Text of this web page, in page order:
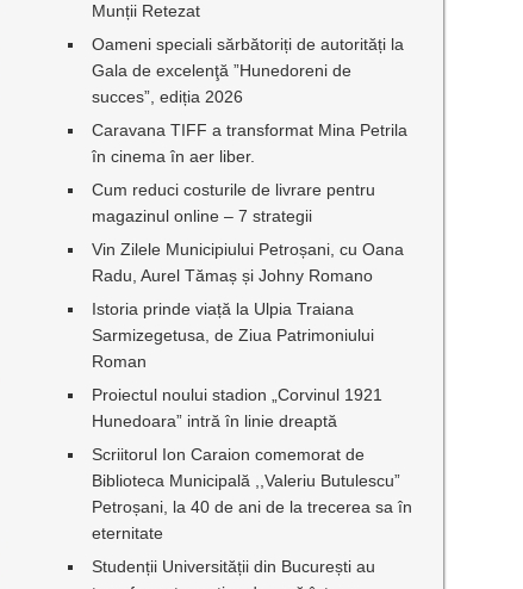
Munții Retezat
Oameni speciali sărbătoriți de autorități la
Gala de excelenţă ”Hunedoreni de
succes”, ediția 2026
Caravana TIFF a transformat Mina Petrila
în cinema în aer liber.
Cum reduci costurile de livrare pentru
magazinul online – 7 strategii
Vin Zilele Municipiului Petroșani, cu Oana
Radu, Aurel Tămaș și Johny Romano
Istoria prinde viață la Ulpia Traiana
Sarmizegetusa, de Ziua Patrimoniului
Roman
Proiectul noului stadion „Corvinul 1921
Hunedoara” intră în linie dreaptă
Scriitorul Ion Caraion comemorat de
Biblioteca Municipală ,,Valeriu Butulescu”
Petroșani, la 40 de ani de la trecerea sa în
eternitate
Studenții Universității din București au